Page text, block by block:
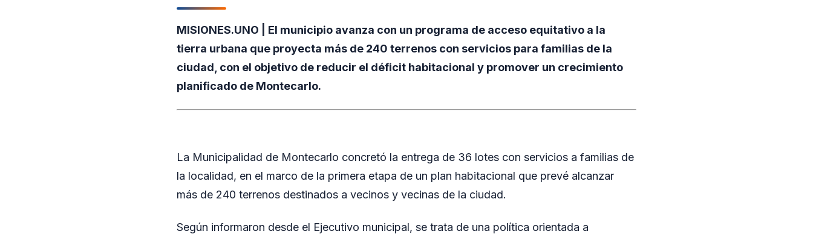
MISIONES.UNO | El municipio avanza con un programa de acceso equitativo a la
tierra urbana que proyecta más de 240 terrenos con servicios para familias de la
ciudad, con el objetivo de reducir el déficit habitacional y promover un crecimiento
planificado de Montecarlo.
La Municipalidad de Montecarlo concretó la entrega de 36 lotes con servicios a familias de
la localidad, en el marco de la primera etapa de un plan habitacional que prevé alcanzar
más de 240 terrenos destinados a vecinos y vecinas de la ciudad.
Según informaron desde el Ejecutivo municipal, se trata de una política orientada a